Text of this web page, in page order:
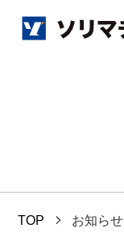
TOP お知らせ